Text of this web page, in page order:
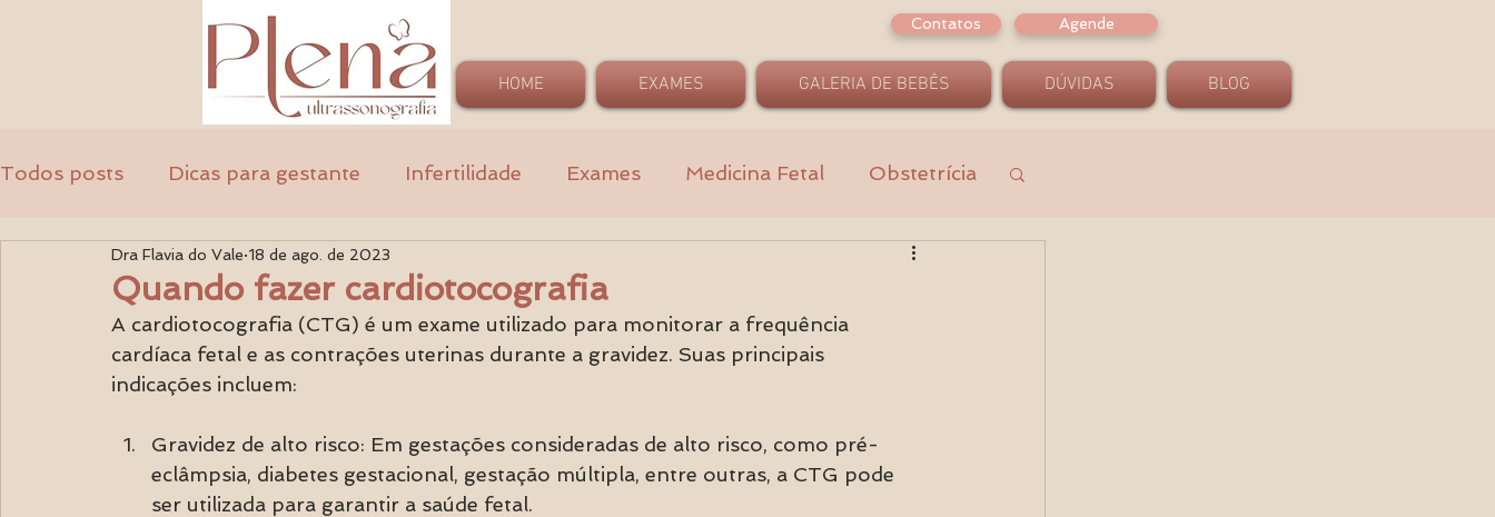
Contatos Agende
HOME EXAMES GALERIA DE BEBÊS DÚVIDAS BLOG
Todos posts Dicas para gestante Infertilidade Exames Medicina Fetal Obstetrícia
Ginecologia Médicos
Quando fazer cardiotocografia
Dra Flavia do Vale 18 de ago. de 2023
A cardiotocografia (CTG) é um exame utilizado para monitorar a frequência
cardíaca fetal e as contrações uterinas durante a gravidez. Suas principais
indicações incluem:
Gravidez de alto risco: Em gestações consideradas de alto risco, como pré-
eclâmpsia, diabetes gestacional, gestação múltipla, entre outras, a CTG pode
ser utilizada para garantir a saúde fetal.